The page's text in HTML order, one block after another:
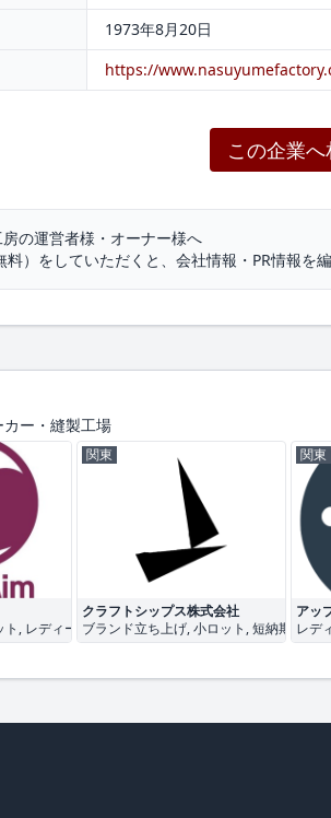
1973年8月20日
https://
この企業
の運営者様・オーナー様へ
料）をしていただくと、会社情報・PR情報を
ー・縫製工場
ト, レディース服
関東
クラフトシップス株式会社
ブランド立ち上げ, 小ロット, 短納期
関東
アッ
レデ